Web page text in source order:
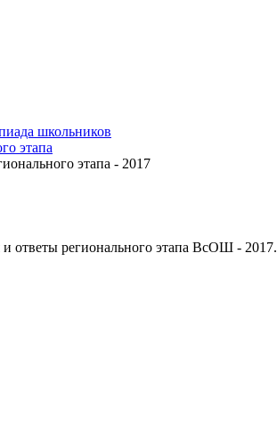
школьников
этапа
этапа - 2017
и ответы регионального этапа ВсОШ - 2017.